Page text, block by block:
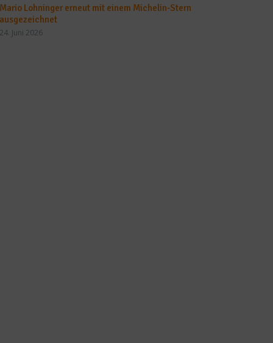
Mario Lohninger erneut mit einem Michelin-Stern
ausgezeichnet
24. Juni 2026